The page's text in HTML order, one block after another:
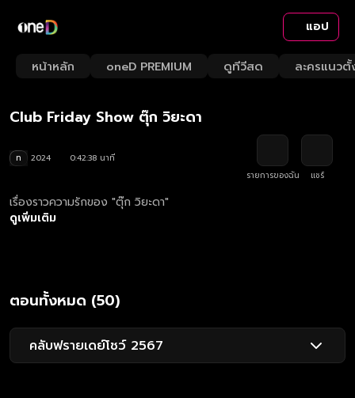
แอป
หน้าหลัก oneD PREMIUM ดูทีวีสด ละครแนวตั้
Loaded:
1.40%
1x
Rate
Club Friday Show ตุ๊ก วิยะดา
ท 2024
0:42:38 นาที
รายการของฉัน
แชร์
เรื่องราวความรักของ "ตุ๊ก วิยะดา"
ดูเพิ่มเติม
ตอนทั้งหมด (50)
คลับฟรายเดย์โชว์ 2567